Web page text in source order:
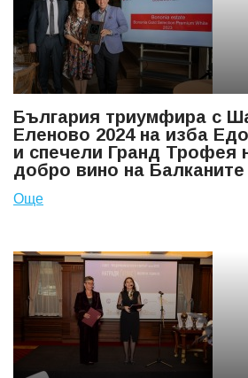
България триумфира с
Еленово 2024 на изба
и спечели Гранд Трофея
добро вино на Балканите
Още